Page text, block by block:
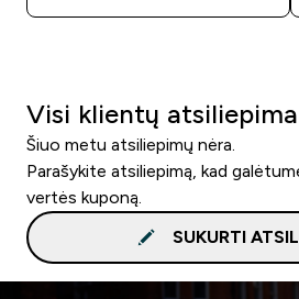
Visi klientų
Šiuo metu atsiliepimų nėra.
Parašykite atsiliepimą, kad
vertės kuponą.
SUKURTI